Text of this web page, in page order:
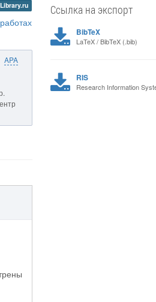
APA
Ссылка на экспорт
BibTeX
LaTeX / BibTeX (.bib)
RIS
Research Information